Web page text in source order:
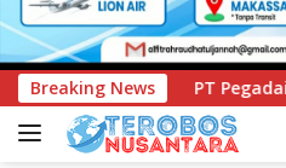
Breaking News
Kanwil VI SulSelBarRa